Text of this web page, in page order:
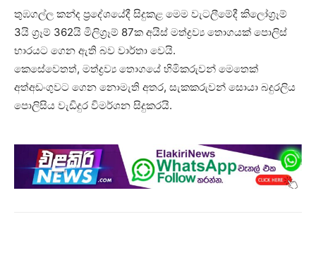
තුඹගල්ල කන්ද ප්‍රදේශයේදී සිදුකළ මෙම වැටලීමේදී කිලෝග්‍රෑම්
3යි ග්‍රෑම් 362යි මිලිග්‍රෑම් 87ක අයිස් මත්ද්‍රව්‍ය තොගයක් පොලිස්
භාරයට ගෙන ඇති බව වාර්තා වෙයි.
කෙසේවෙතත්, මත්ද්‍රව්‍ය තොගයේ හිමිකරුවන් මෙතෙක්
අත්අඩංගුවට ගෙන නොමැති අතර, සැකකරුවන් සොයා බදුරලිය
පොලිසිය වැඩිදුර විමර්ශන සිදුකරයි.